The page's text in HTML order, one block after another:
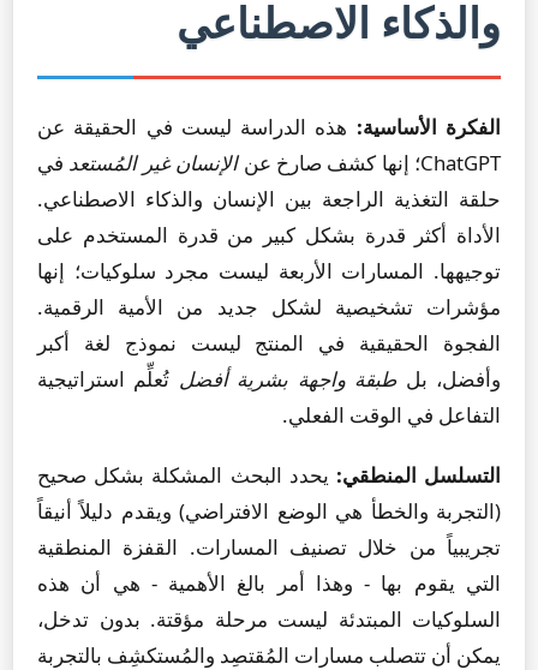
والذكاء الاصطناعي
الفكرة الأساسية: هذه الدراسة ليست في الحقيقة عن
ChatGPT؛ إنها كشف صارخ عن
الإنسان غير المُستعد في
حلقة التغذية الراجعة بين الإنسان والذكاء الاصطناعي.
الأداة أكثر قدرة بشكل كبير من قدرة المستخدم على
توجيهها. المسارات الأربعة ليست مجرد سلوكيات؛ إنها
مؤشرات تشخيصية لشكل جديد من الأمية الرقمية.
الفجوة الحقيقية في المنتج ليست نموذج لغة أكبر
وأفضل، بل طبقة واجهة بشرية أفضل تُعلِّم استراتيجية
التفاعل في الوقت الفعلي.
التسلسل المنطقي: يحدد البحث المشكلة بشكل صحيح
(التجربة والخطأ هي الوضع الافتراضي) ويقدم دليلاً أنيقاً
تجريبياً من خلال تصنيف المسارات. القفزة المنطقية
التي يقوم بها - وهذا أمر بالغ الأهمية - هي أن هذه
السلوكيات المبتدئة ليست مرحلة مؤقتة. بدون تدخل،
يمكن أن تتصلب مسارات المُقتصِد والمُستكشِف بالتجربة